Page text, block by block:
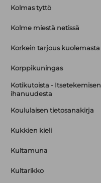
Kolmas tyttö
Kolme miestä netissä
Korkein tarjous kuolemasta
Korppikuningas
Kotikutoista - Itsetekemisen
ihanuudesta
Koululaisen tietosanakirja
Kukkien kieli
Kultamuna
Kultarikko